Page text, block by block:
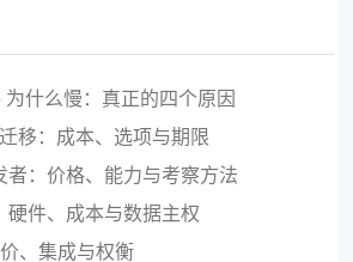
什么慢：真正的四个原因
移：成本、选项与期限
：价格、能力与考察方法
硬件、成本与数据主权
、集成与权衡